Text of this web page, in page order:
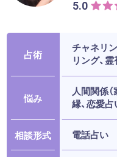
5.0
占術
チャネリ
リング、霊
悩み
人間関係（
縁、恋愛占
相談形式 電話占い